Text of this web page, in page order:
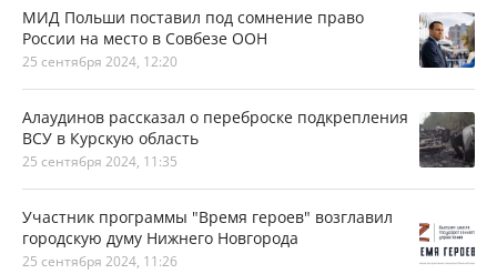
МИД Польши поставил под сомнение право
России на место в Совбезе ООН
25 сентября 2024, 12:20
Алаудинов рассказал о переброске подкрепления
ВСУ в Курскую область
25 сентября 2024, 11:35
Участник программы "Время героев" возглавил
городскую думу Нижнего Новгорода
25 сентября 2024, 11:26